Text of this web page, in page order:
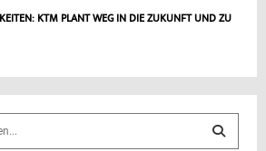
KTM PLANT WEG IN DIE ZUKUNFT UND ZU